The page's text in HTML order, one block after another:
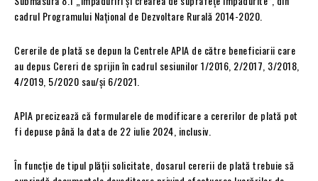
cadrul Programului Naţional de Dezvoltare Rurală 2014-2020.
Cererile de plată se depun la Centrele APIA de către beneficiarii care
au depus Cereri de sprijin în cadrul sesiunilor 1/2016, 2/2017, 3/2018,
4/2019, 5/2020 sau/şi 6/2021.
APIA precizează că formularele de modificare a cererilor de plată pot
fi depuse până la data de 22 iulie 2024, inclusiv.
În funcţie de tipul plăţii solicitate, dosarul cererii de plată trebuie să